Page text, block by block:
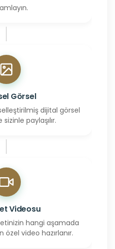
Görsel
dijital görsel
paylaşılır.
Videosu
hangi aşamada
video hazırlanır.